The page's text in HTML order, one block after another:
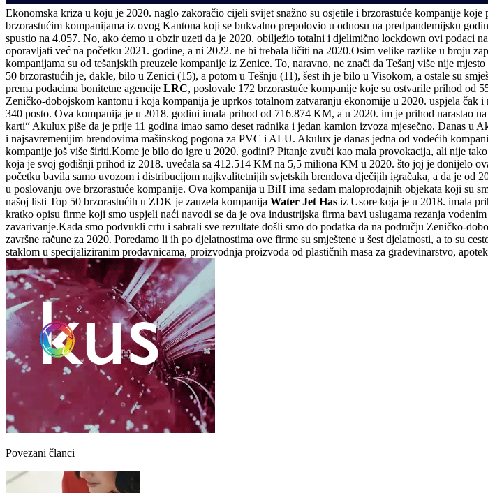
Ekonomska kriza u koju je 2020. naglo zakoračio cijeli svijet snažno su osjetile i brzorastuće kompanije koje
brzorastućim kompanijama iz ovog Kantona koji se bukvalno prepolovio u odnosu na predpandemijsku
spustio na 4.057. No, ako ćemo u obzir uzeti da je 2020. obilježio totalni i djelimično lockdown ovi podaci
oporavljati već na početku 2021. godine, a ni 2022. ne bi trebala ličiti na 2020.Osim velike razlike u broju
kompanijama su od tešanjskih preuzele kompanije iz Zenice. To, naravno, ne znači da Tešanj više nije
50 brzorastućih je, dakle, bilo u Zenici (15), a potom u Tešnju (11), šest ih je bilo u Visokom, a ostale su
prema podacima bonitetne agencije LRC, poslovale 172 brzorastuće kompanije koje su ostvarile prihod
Zeničko-dobojskom kantonu i koja kompanija je uprkos totalnom zatvaranju ekonomije u 2020. uspjela čak i
340 posto. Ova kompanija je u 2018. godini imala prihod od 716.874 KM, a u 2020. im je prihod
karti“ Akulux piše da je prije 11 godina imao samo deset radnika i jedan kamion izvoza mjesečno. Danas
i najsavremenijim brendovima mašinskog pogona za PVC i ALU. Akulux je danas jedna od vodećih
kompanije još više širiti.Kome je bilo do igre u 2020. godini? Pitanje zvuči kao mala provokacija, ali nije
koja je svoj godišnji prihod iz 2018. uvećala sa 412.514 KM na 5,5 miliona KM u 2020. što joj je donijelo
početku bavila samo uvozom i distribucijom najkvalitetnijih svjetskih brendova dječijih igračaka, a da je od
u poslovanju ove brzorastuće kompanije. Ova kompanija u BiH ima sedam maloprodajnih objekata koji su
našoj listi Top 50 brzorastućih u ZDK je zauzela kompanija Water Jet Has iz Usore koja je u 2018. imala
kratko opisu firme koji smo uspjeli naći navodi se da je ova industrijska firma bavi uslugama rezanja
zavarivanje.Kada smo podvukli crtu i sabrali sve rezultate došli smo do podatka da na području Zeničko-
završne račune za 2020. Poredamo li ih po djelatnostima ove firme su smještene u šest djelatnosti, a to su
staklom u specijaliziranim prodavnicama, proizvodnja proizvoda od plastičnih masa za građevinarstvo,
Povezani članci